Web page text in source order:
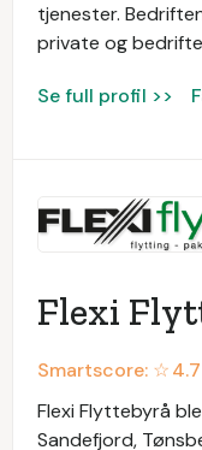
tjenester.
private og
Se full profil >>
Flexi
Smartscore: ☆4.7
Flexi Flyttebyrå
Sandefjord,